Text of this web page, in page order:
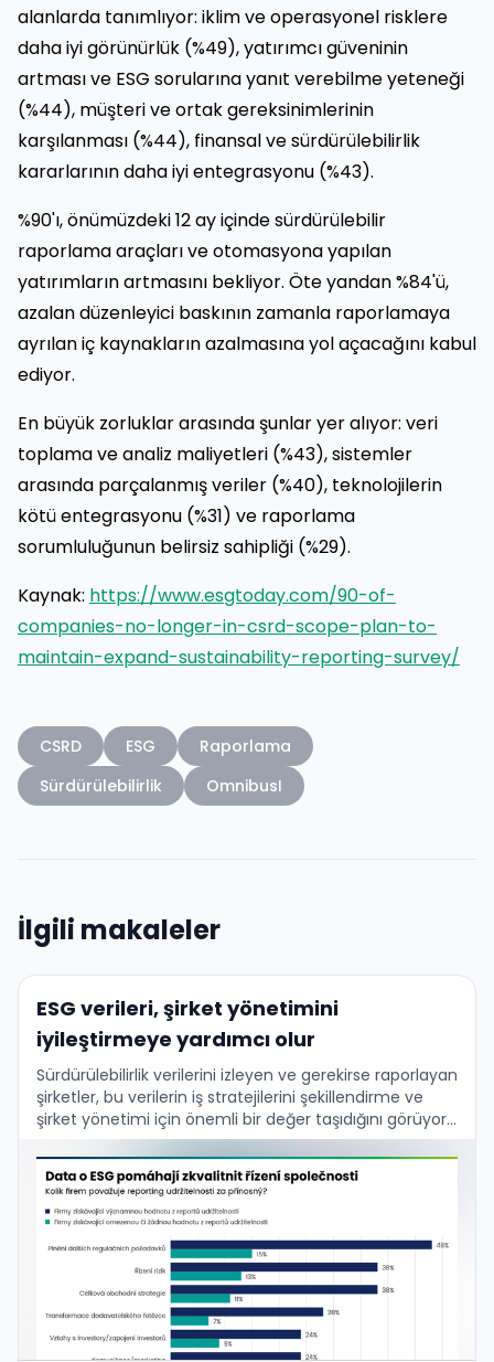
alanlarda tanımlıyor: iklim ve operasyonel risklere
daha iyi görünürlük (%49), yatırımcı güveninin
artması ve ESG sorularına yanıt verebilme yeteneği
(%44), müşteri ve ortak gereksinimlerinin
karşılanması (%44), finansal ve sürdürülebilirlik
kararlarının daha iyi entegrasyonu (%43).
%90'ı, önümüzdeki 12 ay içinde sürdürülebilir
raporlama araçları ve otomasyona yapılan
yatırımların artmasını bekliyor. Öte yandan %84'ü,
azalan düzenleyici baskının zamanla raporlamaya
ayrılan iç kaynakların azalmasına yol açacağını kabul
ediyor.
En büyük zorluklar arasında şunlar yer alıyor: veri
toplama ve analiz maliyetleri (%43), sistemler
arasında parçalanmış veriler (%40), teknolojilerin
kötü entegrasyonu (%31) ve raporlama
sorumluluğunun belirsiz sahipliği (%29).
Kaynak: https://www.esgtoday.com/90-of-
companies-no-longer-in-csrd-scope-plan-to-
maintain-expand-sustainability-reporting-survey/
CSRD ESG
Raporlama
Sürdürülebilirlik
OmnibusI
İlgili makaleler
ESG verileri, şirket yönetimini
iyileştirmeye yardımcı olur
Sürdürülebilirlik verilerini izleyen ve gerekirse raporlayan
şirketler, bu verilerin iş stratejilerini şekillendirme ve
şirket yönetimi için önemli bir değer taşıdığını görüyor.
Bu, PwC'nin güncel küresel araştırma sonuçlarıyla ve
aynı zamanda …